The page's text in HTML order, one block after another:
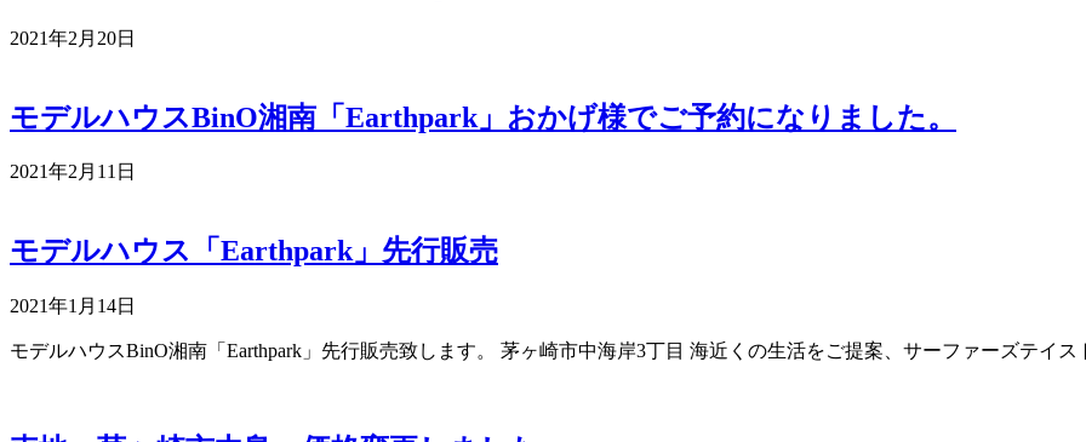
2021年2月20日
モデルハウスBinO湘南「Earthpark」おかげ様でご予約になりました。
2021年2月11日
モデルハウス「Earthpark」先行販売
2021年1月14日
モデルハウスBinO湘南「Earthpark」先行販売致します。 茅ヶ崎市中海岸3丁目 海近くの生活をご提案、サーファーズテイス